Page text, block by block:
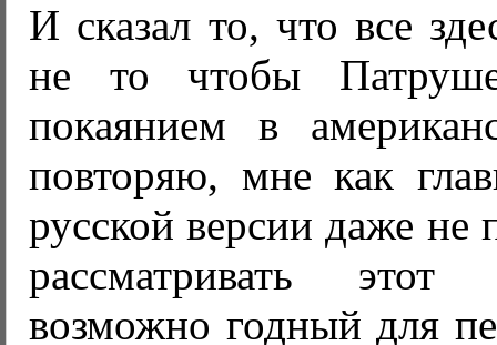
И сказал то, что все
не то чтобы
покаянием в
повторяю, мне как
русской версии даже не
рассматривать
возможно годный для